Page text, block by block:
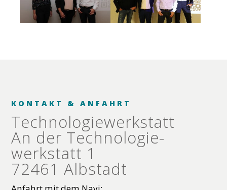
KONTAKT & ANFAHRT
Technologie­werkstatt
An der Technologie­
werkstatt 1
72461 Albstadt